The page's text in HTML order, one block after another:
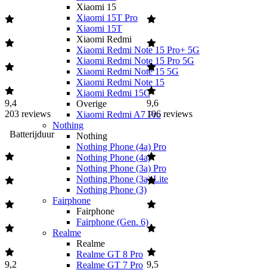
Xiaomi 15
Xiaomi 15T Pro
Xiaomi 15T
Xiaomi Redmi
Xiaomi Redmi Note 15 Pro+ 5G
Xiaomi Redmi Note 15 Pro 5G
Xiaomi Redmi Note 15 5G
Xiaomi Redmi Note 15
Xiaomi Redmi 15C
Overige
Xiaomi Redmi A7 Pro
Nothing
Nothing
Nothing Phone (4a) Pro
Nothing Phone (4a)
Nothing Phone (3a) Pro
Nothing Phone (3a) Lite
Nothing Phone (3)
Fairphone
Fairphone
Fairphone (Gen. 6)
Realme
Realme
Realme GT 8 Pro
Realme GT 7 Pro
9,4
203 reviews
9,6
106 reviews
Batterijduur
9,2
9,5